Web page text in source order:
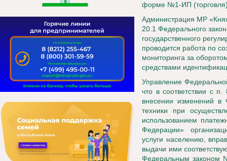
форме №1-ИП
Администрация МР
20.1 Федерального
государственного
проводится работа по
мониторинга за
средствами
Управление
что в соответствии с
внесении изменений в
техники при
использованием
Федерации»
услуги населению,
выдачи ими
Федеральным законом